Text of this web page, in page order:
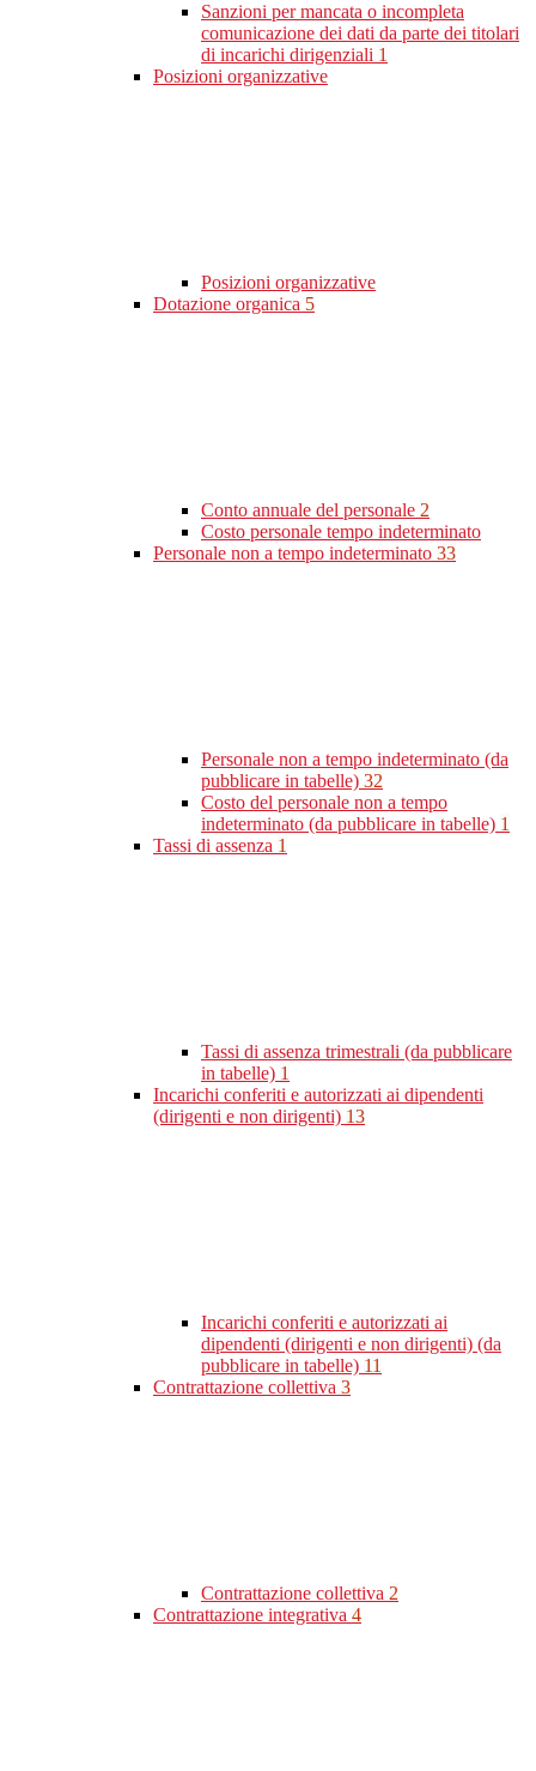
Sanzioni per mancata o incompleta
comunicazione dei dati da parte dei titolari
di incarichi dirigenziali 1
Posizioni organizzative
Posizioni organizzative
Dotazione organica 5
Conto annuale del personale 2
Costo personale tempo indeterminato
Personale non a tempo indeterminato 33
Personale non a tempo indeterminato (da
pubblicare in tabelle) 32
Costo del personale non a tempo
indeterminato (da pubblicare in tabelle) 1
Tassi di assenza 1
Tassi di assenza trimestrali (da pubblicare
in tabelle) 1
Incarichi conferiti e autorizzati ai dipendenti
(dirigenti e non dirigenti) 13
Incarichi conferiti e autorizzati ai
dipendenti (dirigenti e non dirigenti) (da
pubblicare in tabelle) 11
Contrattazione collettiva 3
Contrattazione collettiva 2
Contrattazione integrativa 4